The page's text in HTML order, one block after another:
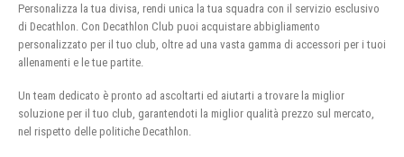
Personalizza la tua divisa, rendi unica la tua squadra con il servizio esclusivo
di Decathlon. Con Decathlon Club puoi acquistare abbigliamento
personalizzato per il tuo club, oltre ad una vasta gamma di accessori per i tuoi
allenamenti e le tue partite.
Un team dedicato è pronto ad ascoltarti ed aiutarti a trovare la miglior
soluzione per il tuo club, garantendoti la miglior qualità prezzo sul mercato,
nel rispetto delle politiche Decathlon.